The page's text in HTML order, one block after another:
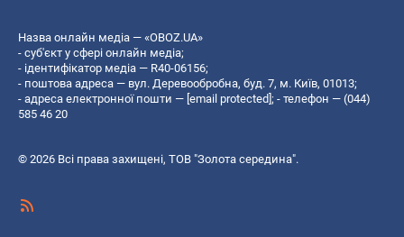
Назва онлайн медіа — «OBOZ.UA»
- суб'єкт у сфері онлайн медіа;
- ідентифікатор медіа — R40-06156;
- поштова адреса — вул. Деревообробна, буд. 7, м. Київ, 01013;
- адреса електронної пошти — [email protected]; - телефон — (044)
585 46 20
© 2026 Всі права захищені, ТОВ "Золота середина".